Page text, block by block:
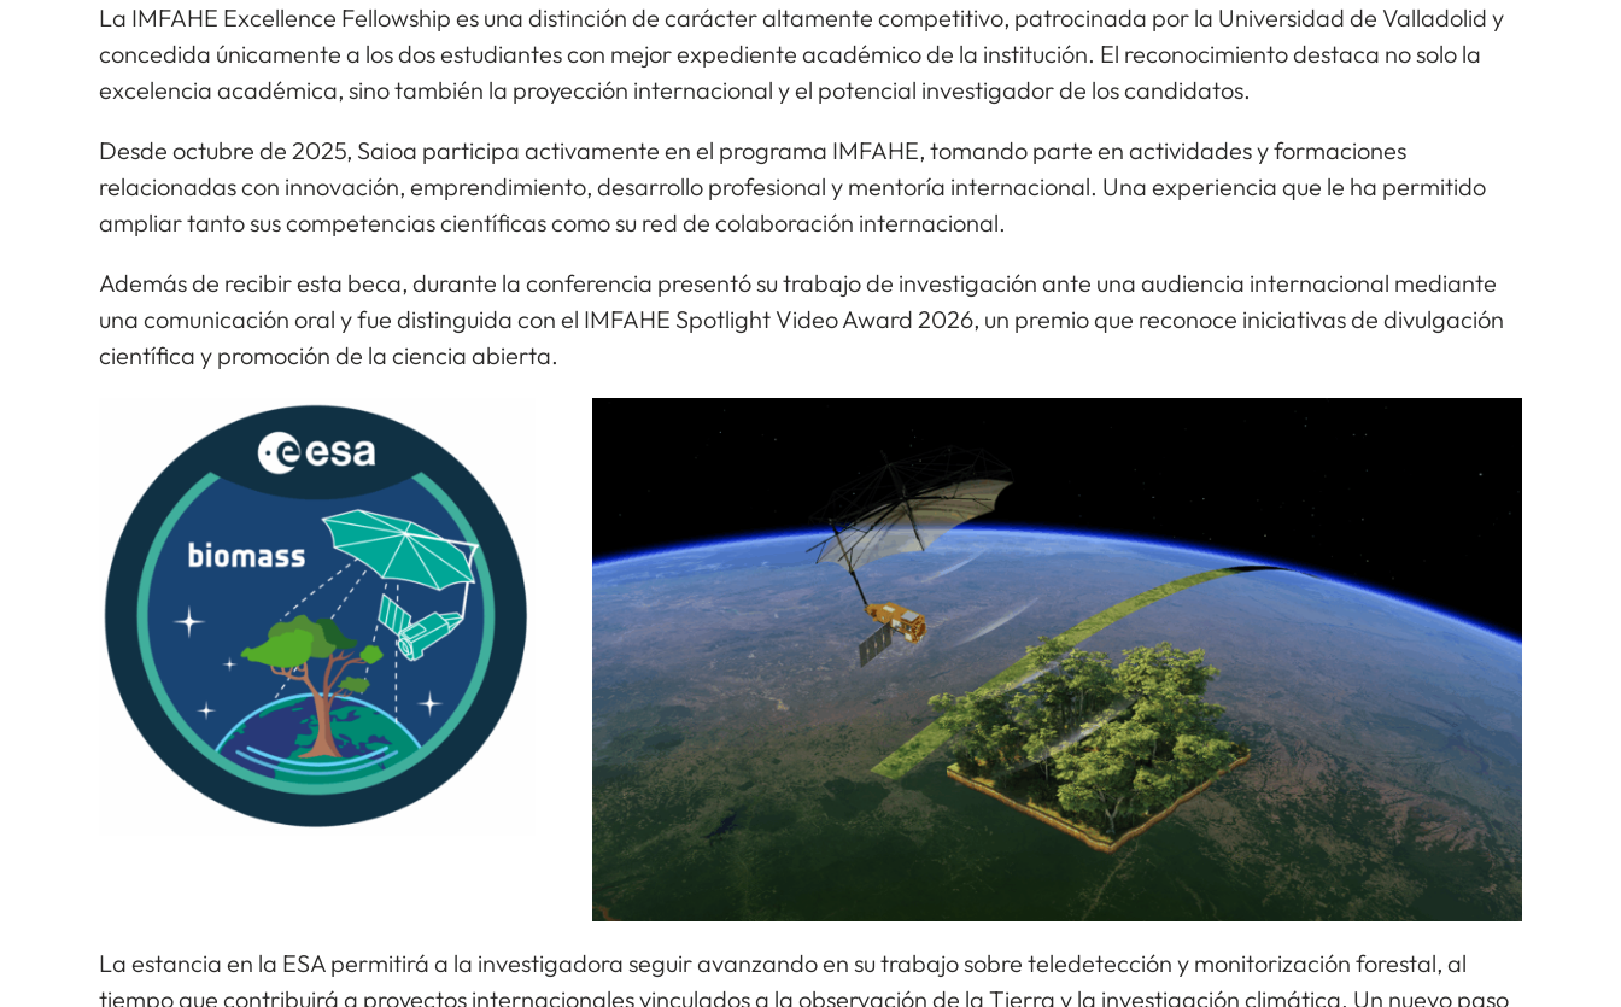
La IMFAHE Excellence Fellowship es una distinción de carácter altamente competitivo, patrocinada por la Universidad de Valladolid y
concedida únicamente a los dos estudiantes con mejor expediente académico de la institución. El reconocimiento destaca no solo la
excelencia académica, sino también la proyección internacional y el potencial investigador de los candidatos.
Desde octubre de 2025, Saioa participa activamente en el programa IMFAHE, tomando parte en actividades y formaciones
relacionadas con innovación, emprendimiento, desarrollo profesional y mentoría internacional. Una experiencia que le ha permitido
ampliar tanto sus competencias científicas como su red de colaboración internacional.
Además de recibir esta beca, durante la conferencia presentó su trabajo de investigación ante una audiencia internacional mediante
una comunicación oral y fue distinguida con el IMFAHE Spotlight Video Award 2026, un premio que reconoce iniciativas de divulgación
científica y promoción de la ciencia abierta.
La estancia en la ESA permitirá a la investigadora seguir avanzando en su trabajo sobre teledetección y monitorización forestal, al
tiempo que contribuirá a proyectos internacionales vinculados a la observación de la Tierra y la investigación climática. Un nuevo paso